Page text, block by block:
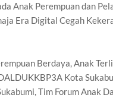
Anak Perempuan dan
Era Digital Cegah
Berdaya, Anak
Kota
Tim Forum Anak